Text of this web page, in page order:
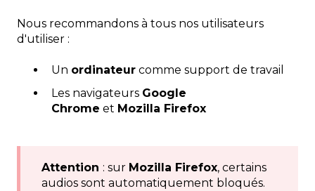
Nous recommandons à tous nos utilisateurs
d'utiliser :
Un ordinateur comme support de travail
Les navigateurs Google
Chrome et Mozilla Firefox
Attention : sur Mozilla Firefox, certains
audios sont automatiquement bloqués.